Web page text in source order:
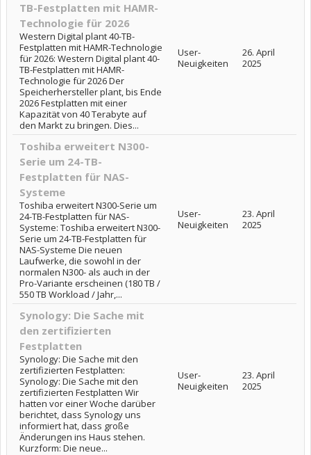
TB-Festplatten mit HAMR-
Technologie für 2026
Western Digital plant 40-TB-
Festplatten mit HAMR-Technologie
für 2026: Western Digital plant 40-
TB-Festplatten mit HAMR-
Technologie für 2026 Der
Speicherhersteller plant, bis Ende
2026 Festplatten mit einer
Kapazität von 40 Terabyte auf
den Markt zu bringen. Dies...
User-
Neuigkeiten
26. April
2025
Toshiba erweitert N300-
Serie um 24-TB-
Festplatten für NAS-
Systeme
Toshiba erweitert N300-Serie um
24-TB-Festplatten für NAS-
Systeme: Toshiba erweitert N300-
Serie um 24-TB-Festplatten für
NAS-Systeme Die neuen
Laufwerke, die sowohl in der
normalen N300- als auch in der
Pro-Variante erscheinen (180 TB /
550 TB Workload / Jahr,...
User-
Neuigkeiten
23. April
2025
Synology: Die Sache mit
den zertifizierten
Festplatten
Synology: Die Sache mit den
zertifizierten Festplatten:
Synology: Die Sache mit den
zertifizierten Festplatten Wir
hatten vor einer Woche darüber
berichtet, dass Synology uns
informiert hat, dass große
Änderungen ins Haus stehen.
Kurzform: Die neue...
User-
Neuigkeiten
23. April
2025